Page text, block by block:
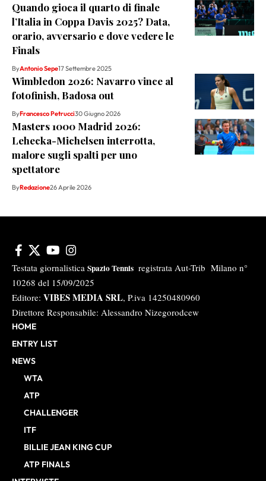
Quando gioca il quarto di finale
l’Italia in Coppa Davis 2025? Data,
orario, avversario e dove vedere le
Finals
ByAntonio Sepe17 Settembre 2025
Wimbledon 2026: Navarro vince al
fotofinish, Badosa out
ByFrancesco Petrucci30 Giugno 2026
Masters 1000 Madrid 2026:
Lehecka-Michelsen interrotta,
malore sugli spalti per uno
spettatore
ByRedazione26 Aprile 2026
Testata giornalistica Spazio Tennis registrata Aut-Trib Milano n°
10268 del 15/09/2025
Editore: VIBES MEDIA SRL, P.iva 14250480960
Direttore Responsabile: Alessandro Nizegorodcew
HOME
ENTRY LIST
NEWS
WTA
ATP
CHALLENGER
ITF
BILLIE JEAN KING CUP
ATP FINALS